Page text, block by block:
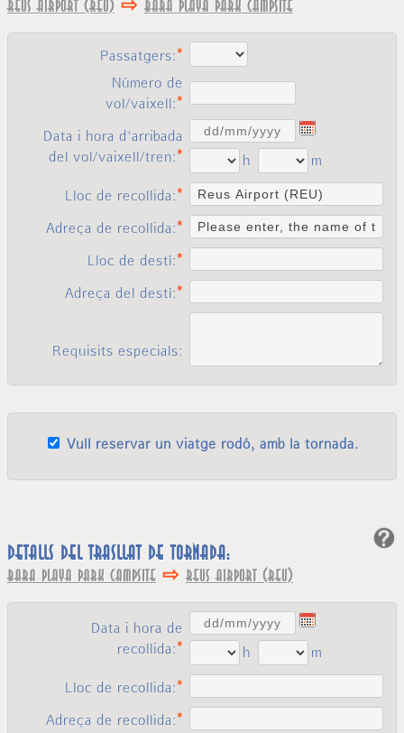
Reus Airport (REU) ⇨ Bara Playa Park Campsite
Passatgers:
Número de
vol/vaixell:
Data i hora d'arribada
del vol/vaixell/tren:
h
m
Lloc de recollida:
Adreça de recollida:
Lloc de destí:
Adreça del destí:
Requisits especials:
Vull reservar un viatge rodó, amb la tornada.
Detalls del trasllat de tornada:
Bara Playa Park Campsite ⇨ Reus Airport (REU)
Data i hora de
recollida:
h
m
Lloc de recollida:
Adreça de recollida: